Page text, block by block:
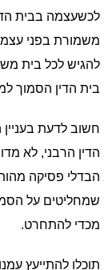
לכשעצמה בבית
משמורת בפני
להגיש לכל בית
בית הדין הסמוך
חשוב לדעת
הדין הרבני, לא
הבדלי פסיקה
שמחליטים על
מכדי להתחרט.
תוכלו להתייעץ